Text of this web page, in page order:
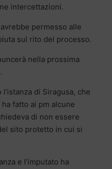
intercettazioni.
permesso alle
sul rito del processo.
nella prossima
di Siragusa, che
fatto ai pm alcune
di non essere
sito protetto in cui si
e l’imputato ha